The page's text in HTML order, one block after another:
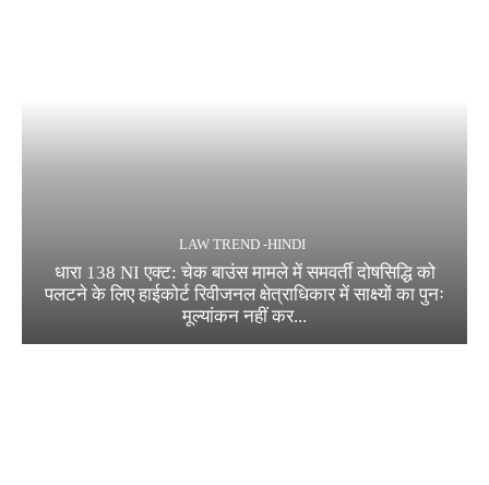
LAW TREND -HINDI
धारा 138 NI एक्ट: चेक बाउंस मामले में समवर्ती दोषसिद्धि को
पलटने के लिए हाईकोर्ट रिवीजनल क्षेत्राधिकार में साक्ष्यों का पुनः
मूल्यांकन नहीं कर...